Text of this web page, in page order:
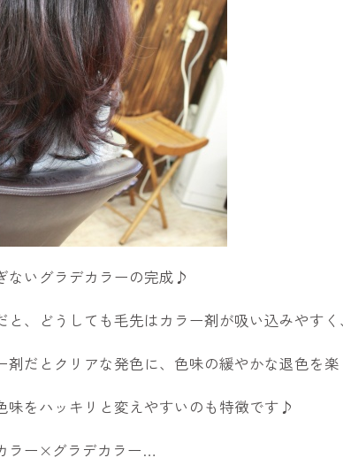
ないグラデカラーの完成♪
と、どうしても毛先はカラー剤が吸い込みやす
剤だとクリアな発色に、色味の緩やかな退色を楽
味をハッキリと変えやすいのも特徴です♪
ラー×グラデカラー…